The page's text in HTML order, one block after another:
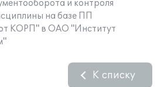
и контроля
на базе ПП
КОРП" в ОАО "Институт
К списку